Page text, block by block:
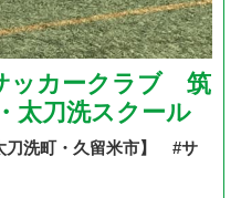
ッカークラブ 筑
太刀洗スクール
刀洗町・久留米市】 #サ